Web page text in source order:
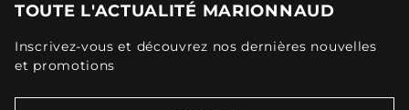
TOUTE L'ACTUALITÉ MARIONNAUD
Inscrivez-vous et découvrez nos dernières nouvelles
et promotions